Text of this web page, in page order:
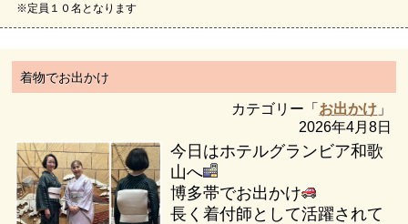
※定員１０名となります
着物でお出かけ
カテゴリー「 お出かけ 」
2026年4月8日
今日はホテルグランビア和歌
山へ
博多帯でお出かけ
長く着付師として活躍されて